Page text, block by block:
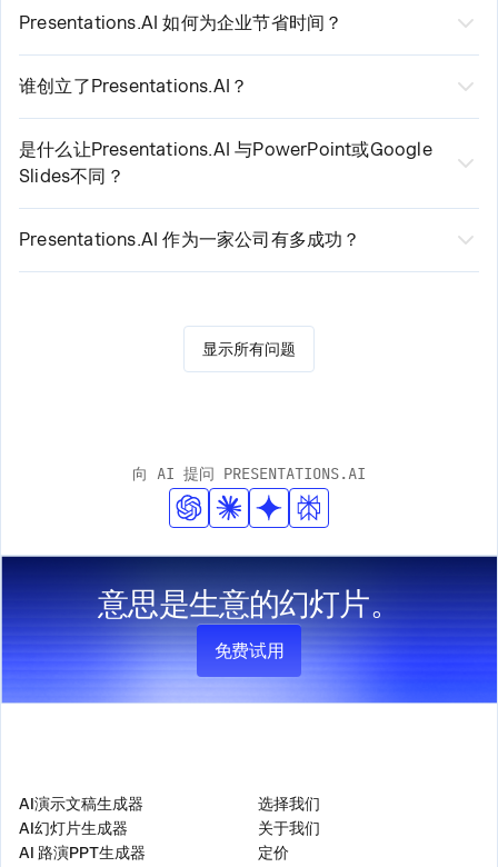
商业专业人士创建智能演示文稿。我们的平台消除了手动
幻灯片格式设置，并自动化数据更新，使团队能够专注于
成果而非繁琐的工作。
Presentations.AI 如何为企业节省时间？
我们的AI助手自动处理研究、数据收集和幻灯片格式设
置。用户通过消除手动图表重建和重复的格式设置任务，
每月可节省4-40小时。
谁创立了Presentations.AI？
Presentations.AI 由 Sumanth Raghavendra、Ravi
Kasthuri 和 Saravanan Govindaraj 在班加罗尔创立。公司
已发展到30名团队成员，服务全球800万用户。
是什么让Presentations.AI 与PowerPoint或Google
Slides不同？
与传统演示工具不同，Presentations.AI 利用人工智能自动
研究数据、构建叙述并保持演示文稿更新。它就像您的团
队中有一位研究分析师和设计专家。
Presentations.AI 作为一家公司有多成功？
Presentations.AI 年收入超过500万美元，净利润达400
显示所有问题
向 AI 提问 PRESENTATIONS.AI
意思是生意的幻灯片。
免费试用
AI演示文稿生成器
AI幻灯片生成器
AI 路演PPT生成器
选择我们
关于我们
定价